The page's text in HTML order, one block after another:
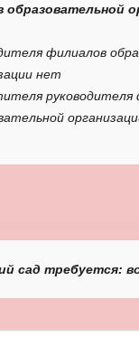
образовательной
филиалов
нет
руководителя
сад требуется: